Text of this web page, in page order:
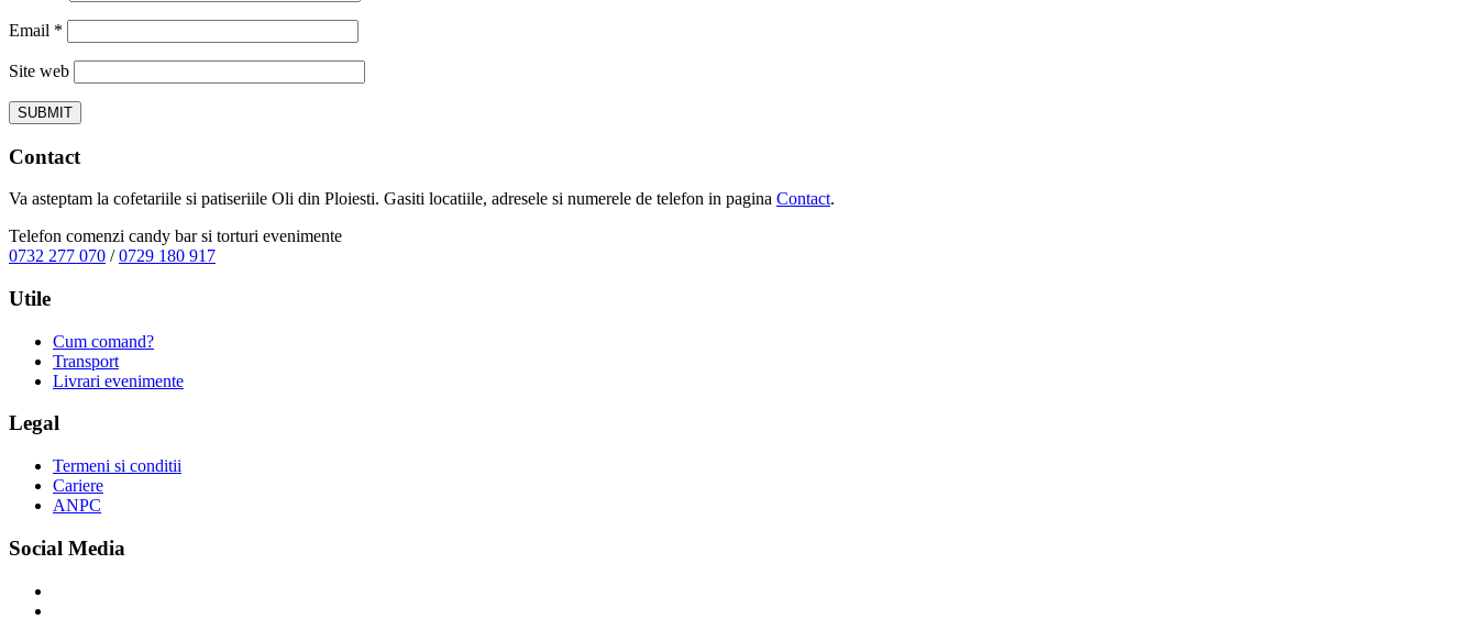
Email *
Site web
Contact
Va asteptam la cofetariile si patiseriile Oli din Ploiesti. Gasiti locatiile, adresele si numerele de telefon in pagina Contact.
Telefon comenzi candy bar si torturi evenimente
0732 277 070 /0729 180 917
Utile
Cum comand?
Transport
Livrari evenimente
Legal
Termeni si conditii
Cariere
ANPC
Social Media